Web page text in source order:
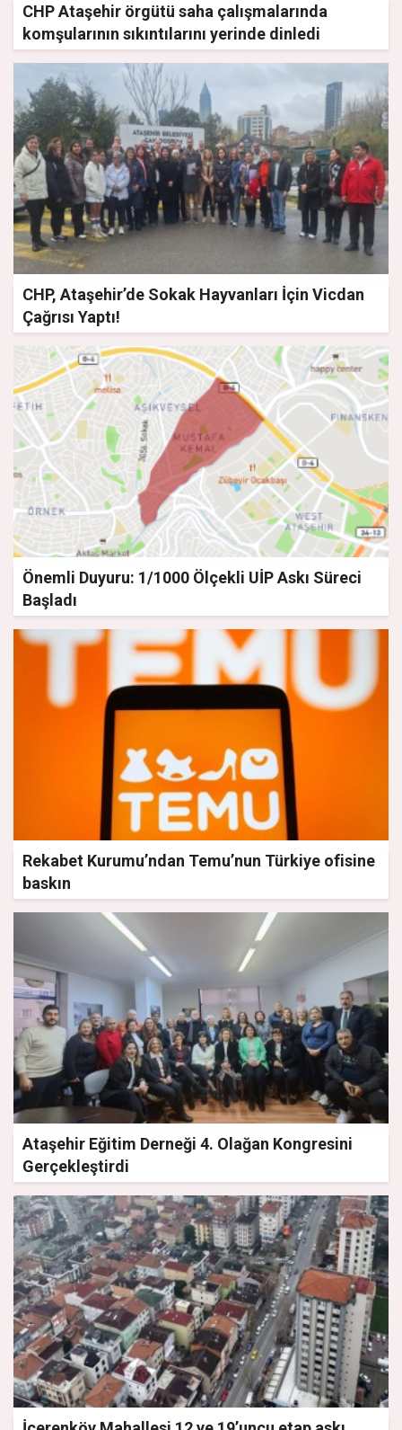
CHP Ataşehir örgütü saha çalışmalarında
komşularının sıkıntılarını yerinde dinledi
CHP, Ataşehir’de Sokak Hayvanları İçin Vicdan
Çağrısı Yaptı!
Önemli Duyuru: 1/1000 Ölçekli UİP Askı Süreci
Başladı
Rekabet Kurumu’ndan Temu’nun Türkiye ofisine
baskın
Ataşehir Eğitim Derneği 4. Olağan Kongresini
Gerçekleştirdi